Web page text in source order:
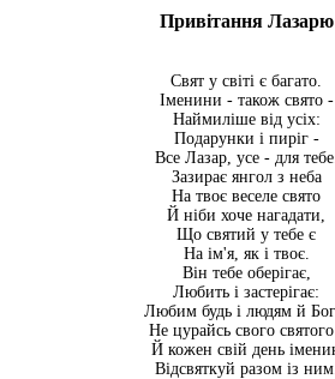
Привітання Лазарю
Свят у світі є багато.
Іменини - також свято -
Наймиліше від усіх:
Подарунки і пиріг -
Все Лазар, усе - для
Зазирає янгол з неба
На твоє веселе свято
Й ніби хоче нагадати,
Що святий у тебе є
На ім'я, як і твоє.
Він тебе оберігає,
Любить і застерігає:
Любим будь і людям й
Не цурайсь свого
Й кожен свій день
Відсвяткуй разом із